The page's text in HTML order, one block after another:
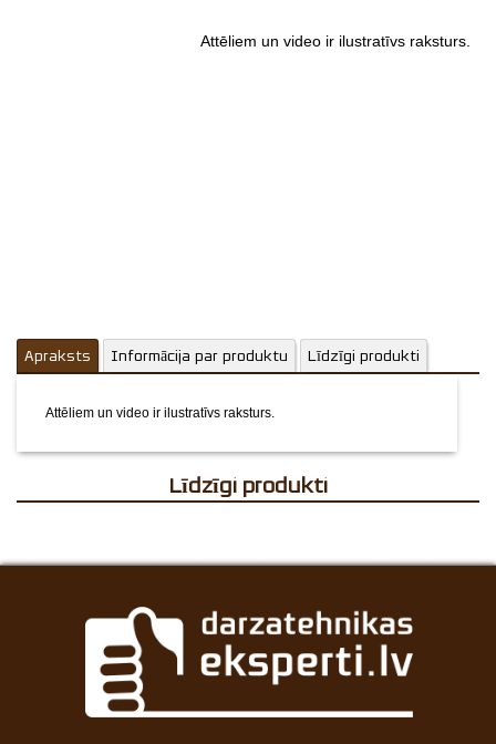
Attēliem un video ir ilustratīvs raksturs.
Apraksts Informācija par produktu Līdzīgi produkti
Attēliem un video ir ilustratīvs raksturs.
Līdzīgi produkti